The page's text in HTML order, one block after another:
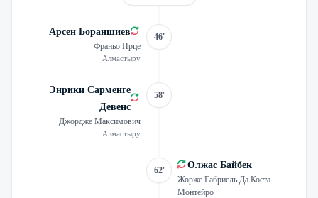
Арсен Бораншиев
Франьо Прце
Алмастыру
46'
Энрики Сарменге
Девенс
Джордже Максимович
Алмастыру
58'
62' Олжас Байбек
Жорже Габриель Да Коста
Монтейро